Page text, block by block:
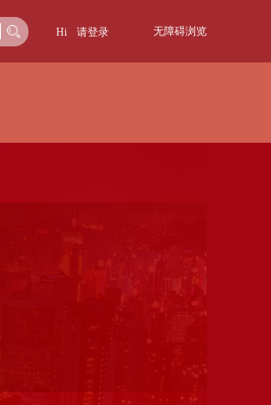
Hi 请登录 无障碍浏览